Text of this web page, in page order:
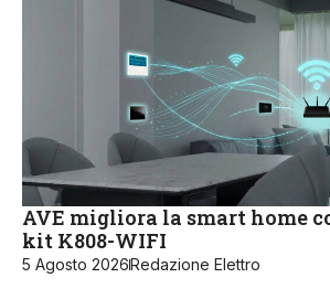
AVE migliora la smart home
kit K808-WIFI
5 Agosto 2026 Redazione Elettro